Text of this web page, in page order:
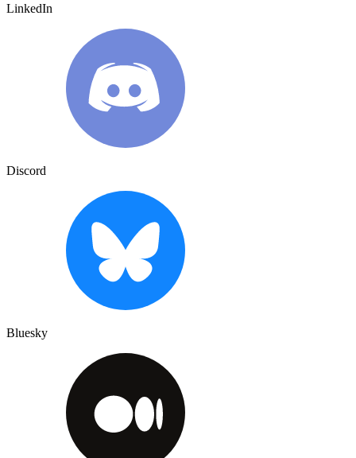
LinkedIn
Discord
Bluesky